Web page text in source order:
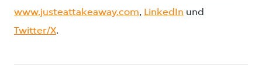
www.justeattakeaway.com, LinkedIn und
Twitter/X.